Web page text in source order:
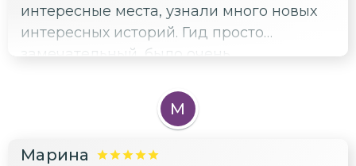
интересные места, узнали много новых
интересных историй. Гид просто
замечательный, было очень
М
Марина